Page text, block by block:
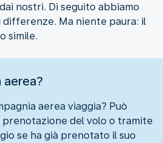
nostri. Di seguito abbiamo
Ma niente paura: il
simile.
aerea?
aerea viaggia? Può
del volo o tramite
se ha già prenotato il suo